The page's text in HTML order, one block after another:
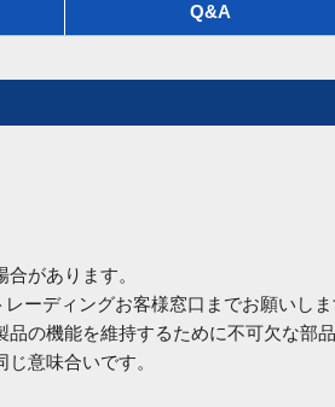
Q&A
があります。
ーディングお客様窓口までお願いしま
の機能を維持するために不可欠な部品
意味合いです。